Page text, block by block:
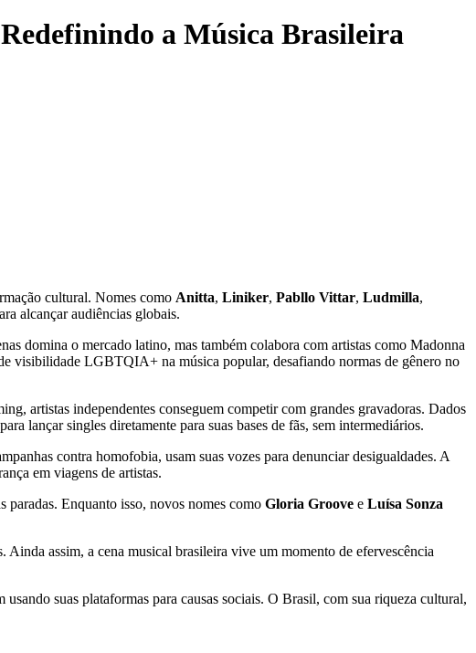
a Música Brasileira
cultural. Nomes como Anitta, Liniker, Pabllo Vittar, Ludmilla,
alcançar audiências globais.
domina o mercado latino, mas também colabora com artistas como Madonna
visibilidade LGBTQIA+ na música popular, desafiando normas de gênero no
artistas independentes conseguem competir com grandes gravadoras. Dados
lançar singles diretamente para suas bases de fãs, sem intermediários.
contra homofobia, usam suas vozes para denunciar desigualdades. A
em viagens de artistas.
paradas. Enquanto isso, novos nomes como Gloria Groove e Luísa Sonza
assim, a cena musical brasileira vive um momento de efervescência
suas plataformas para causas sociais. O Brasil, com sua riqueza cultural,